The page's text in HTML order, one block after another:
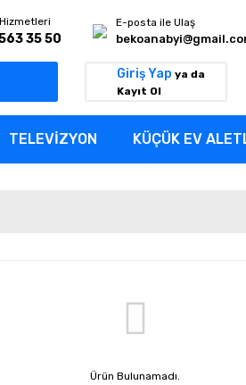
35 50
E-posta ile Ulaş
Giriş Yap ya da
Kayıt Ol
TELEVİZYON KÜÇÜK EV
Ürün Bulunamadı.